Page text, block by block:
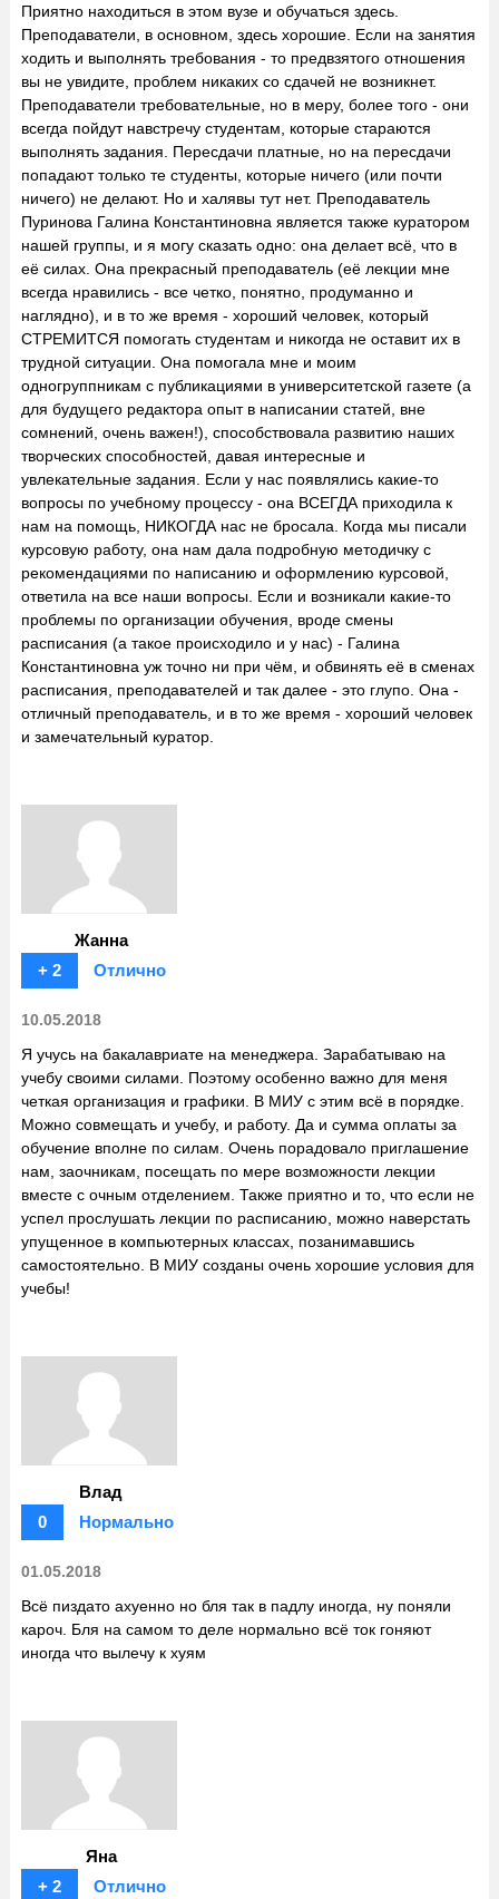
Приятно находиться в этом вузе и обучаться здесь.
Преподаватели, в основном, здесь хорошие. Если на занятия
ходить и выполнять требования - то предвзятого отношения
вы не увидите, проблем никаких со сдачей не возникнет.
Преподаватели требовательные, но в меру, более того - они
всегда пойдут навстречу студентам, которые стараются
выполнять задания. Пересдачи платные, но на пересдачи
попадают только те студенты, которые ничего (или почти
ничего) не делают. Но и халявы тут нет. Преподаватель
Пуринова Галина Константиновна является также куратором
нашей группы, и я могу сказать одно: она делает всё, что в
её силах. Она прекрасный преподаватель (её лекции мне
всегда нравились - все четко, понятно, продуманно и
наглядно), и в то же время - хороший человек, который
СТРЕМИТСЯ помогать студентам и никогда не оставит их в
трудной ситуации. Она помогала мне и моим
одногруппникам с публикациями в университетской газете (а
для будущего редактора опыт в написании статей, вне
сомнений, очень важен!), способствовала развитию наших
творческих способностей, давая интересные и
увлекательные задания. Если у нас появлялись какие-то
вопросы по учебному процессу - она ВСЕГДА приходила к
нам на помощь, НИКОГДА нас не бросала. Когда мы писали
курсовую работу, она нам дала подробную методичку с
рекомендациями по написанию и оформлению курсовой,
ответила на все наши вопросы. Если и возникали какие-то
проблемы по организации обучения, вроде смены
расписания (а такое происходило и у нас) - Галина
Константиновна уж точно ни при чём, и обвинять её в сменах
расписания, преподавателей и так далее - это глупо. Она -
отличный преподаватель, и в то же время - хороший человек
и замечательный куратор.
Жанна
+ 2
Отлично
10.05.2018
Я учусь на бакалавриате на менеджера. Зарабатываю на
учебу своими силами. Поэтому особенно важно для меня
четкая организация и графики. В МИУ с этим всё в порядке.
Можно совмещать и учебу, и работу. Да и сумма оплаты за
обучение вполне по силам. Очень порадовало приглашение
нам, заочникам, посещать по мере возможности лекции
вместе с очным отделением. Также приятно и то, что если не
успел прослушать лекции по расписанию, можно наверстать
упущенное в компьютерных классах, позанимавшись
самостоятельно. В МИУ созданы очень хорошие условия для
учебы!
Влад
0
Нормально
01.05.2018
Всё пиздато ахуенно но бля так в падлу иногда, ну поняли
кароч. Бля на самом то деле нормально всё ток гоняют
иногда что вылечу к хуям
Яна
+ 2
Отлично